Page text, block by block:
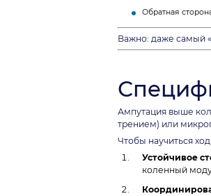
Обратная
Важно: даже самый
Ампутация выше
трением) или
Чтобы научиться
Устойчивое
коленный